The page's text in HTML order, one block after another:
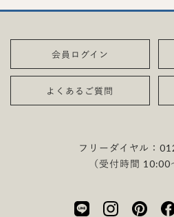
会員ログイン
よくあるご質問
フリーダイヤル：
（受付時間 10:00